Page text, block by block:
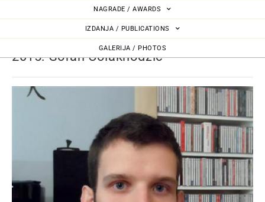
NAGRADE / AWARDS
IZDANJA / PUBLICATIONS
GALERIJA / PHOTOS
2015: Goran Čolakhodžić